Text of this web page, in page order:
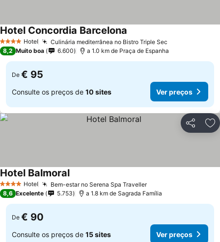
4 EstrelasHotel Culinária mediterrânea no Bistro Triple Sec
Hotel Concordia Barcelona
8,2 Muito boa 6.600 a 1.0 km de Praça de Espanha
De € 95
Consulte os preços de 10 sites Ver preços
Partilhar
4 EstrelasHotel Bem-estar no Serena Spa TravellerVer preços
Hotel BalmoralVer preços
8,6 Excelente 5.753 a 1.8 km de Sagrada Família
De € 90
Consulte os preços de 15 sites Ver preços